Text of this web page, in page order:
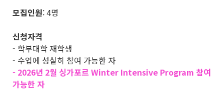
모집인원: 4명
신청자격
- 학부대학 재학생
- 수업에 성실히 참여 가능한 자
- 2026년 2월 싱가포르 Winter Intensive Program 참여
가능한 자